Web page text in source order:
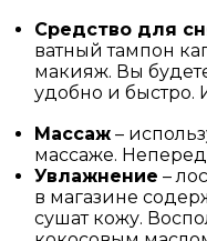
Средство для
ватный тампон
макияж. Вы
удобно и быстро.
Массаж –
массаже.
Увлажнение –
в магазине
сушат кожу.